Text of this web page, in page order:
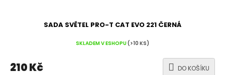
SADA SVĚTEL PRO-T CAT EVO 221 ČERNÁ
SKLADEM V ESHOPU(>10 KS)
210 Kč DO KOŠÍKU